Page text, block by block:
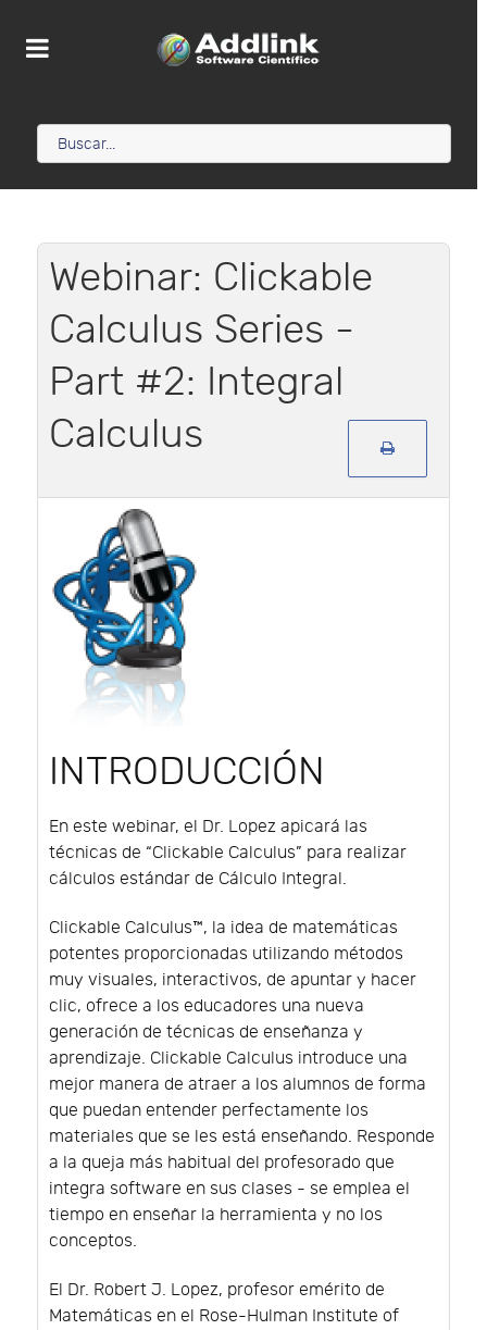
Webinar: Clickable
Calculus Series -
Part #2: Integral
Calculus
INTRODUCCIÓN
En este webinar, el Dr. Lopez apicará las
técnicas de “Clickable Calculus” para realizar
cálculos estándar de Cálculo Integral.
Clickable Calculus™, la idea de matemáticas
potentes proporcionadas utilizando métodos
muy visuales, interactivos, de apuntar y hacer
clic, ofrece a los educadores una nueva
generación de técnicas de enseñanza y
aprendizaje. Clickable Calculus introduce una
mejor manera de atraer a los alumnos de forma
que puedan entender perfectamente los
materiales que se les está enseñando. Responde
a la queja más habitual del profesorado que
integra software en sus clases - se emplea el
tiempo en enseñar la herramienta y no los
conceptos.
El Dr. Robert J. Lopez, profesor emérito de
Matemáticas en el Rose-Hulman Institute of